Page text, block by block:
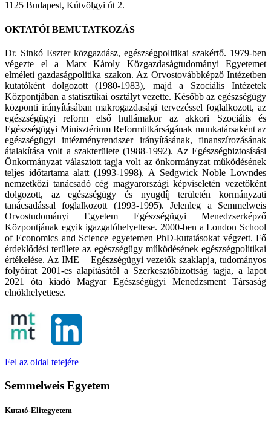
1125 Budapest, Kútvölgyi út 2.
OKTATÓI BEMUTATKOZÁS
Dr. Sinkó Eszter közgazdász, egészségpolitikai szakértő. 1979-ben
végezte el a Marx Károly Közgazdaságtudományi Egyetemet
elméleti gazdaságpolitika szakon. Az Orvostovábbképző Intézetben
kutatóként dolgozott (1980-1983), majd a Szociális Intézetek
Központjában a statisztikai osztályt vezette. Később az egészségügy
központi irányításában makrogazdasági tervezéssel foglalkozott, az
egészségügyi reform első hullámakor az akkori Szociális és
Egészségügyi Minisztérium Reformtitkárságának munkatársaként az
egészségügyi intézményrendszer irányításának, finanszírozásának
átalakítása volt a szakterülete (1988-1992). Az Egészségbiztosísási
Önkormányzat választott tagja volt az önkormányzat működésének
teljes időtartama alatt (1993-1998). A Sedgwick Noble Lowndes
nemzetközi tanácsadó cég magyarországi képviseletén vezetőként
dolgozott, az egészségügy és nyugdíj területén kormányzati
tanácsadással foglalkozott (1993-1995). Jelenleg a Semmelweis
Orvostudományi Egyetem Egészségügyi Menedzserképző
Központjának egyik igazgatóhelyettese. 2000-ben a London School
of Economics and Science egyetemen PhD-kutatásokat végzett. Fő
érdeklődési területe az egészségügy működésének egészségpolitikai
értékelése. Az IME – Egészségügyi vezetők szaklapja, tudományos
folyóirat 2001-es alapításától a Szerkesztőbizottság tagja, a lapot
2021 óta kiadó Magyar Egészségügyi Menedzsment Társaság
elnökhelyettese.
Fel az oldal tetejére
Semmelweis Egyetem
Kutató-Elitegyetem